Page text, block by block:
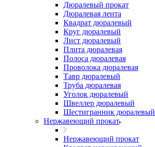
Дюралевый прокат
Дюралевая лента
Квадрат дюралевый
Круг дюралевый
Лист дюралевый
Плита дюралевая
Полоса дюралевая
Проволока дюралевая
Тавр дюралевый
Труба дюралевая
Уголок дюралевый
Швеллер дюралевый
Шестигранник дюралевый
Нержавеющий прокат
Нержавеющий прокат